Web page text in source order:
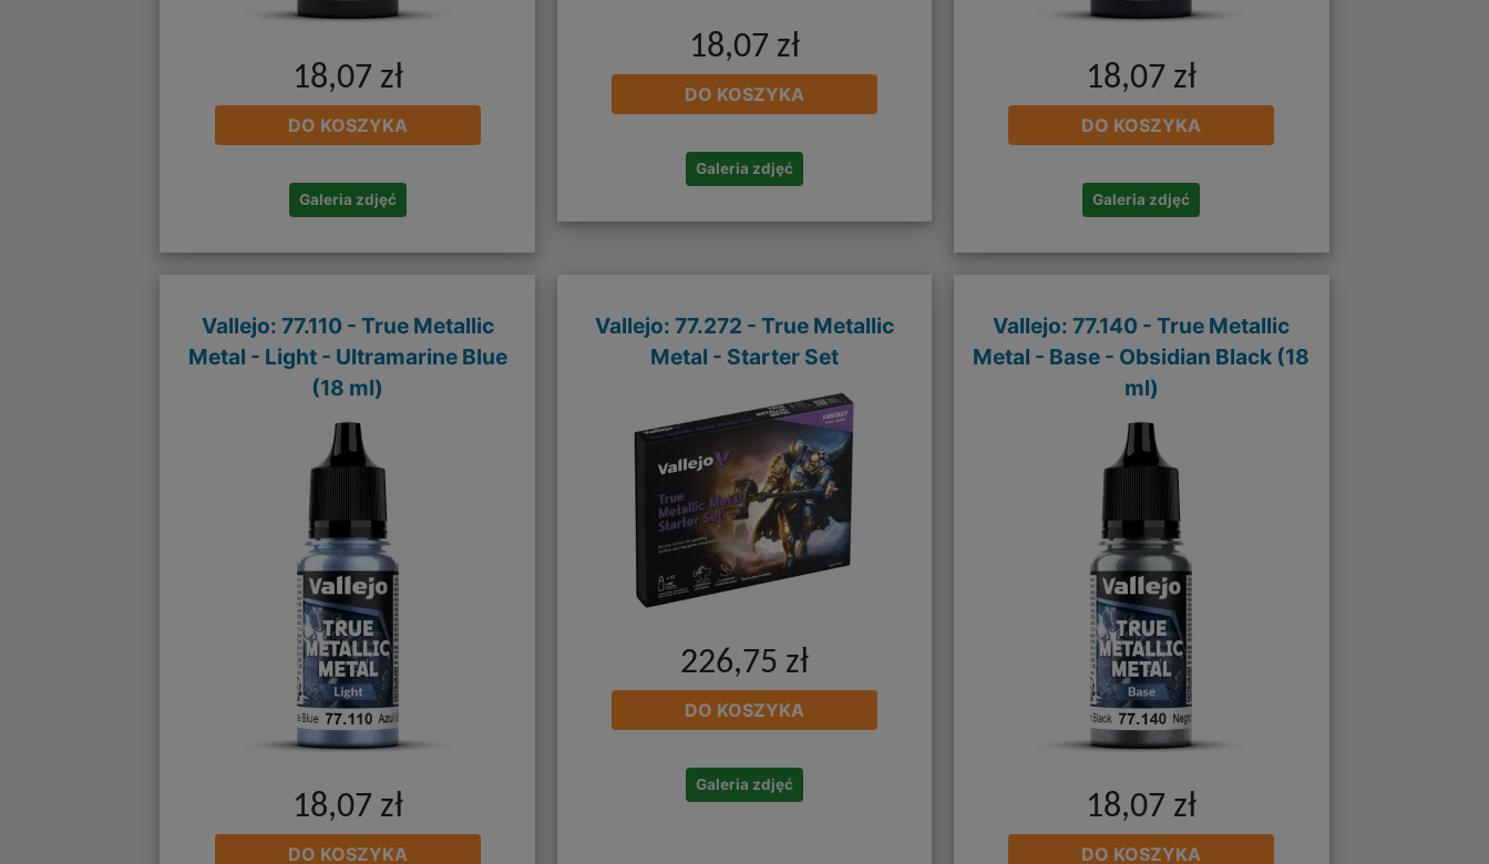
18,07 zł
DO KOSZYKA
Galeria zdjęć
18,07 zł
DO KOSZYKA
Galeria zdjęć
18,07 zł
DO KOSZYKA
Galeria zdjęć
Vallejo: 77.110 - True Metallic
Metal - Light - Ultramarine Blue
(18 ml)
18,07 zł
DO KOSZYKA
Vallejo: 77.272 - True Metallic
Metal - Starter Set
226,75 zł
DO KOSZYKA
Galeria zdjęć
Vallejo: 77.140 - True Metallic
Metal - Base - Obsidian Black (18
ml)
18,07 zł
DO KOSZYKA